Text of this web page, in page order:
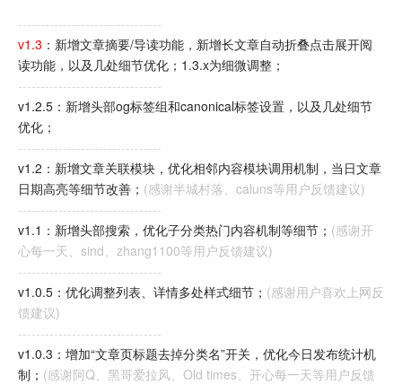
--------------------------------
v1.3 ：新增文章摘要/导读功能，新增长文章自动折叠点击展开阅
读功能，以及几处细节优化；1.3.x为细微调整；
--------------------------------
v1.2.5：新增头部og标签组和canonical标签设置，以及几处细节
优化；
--------------------------------
v1.2：新增文章关联模块，优化相邻内容模块调用机制，当日文章
日期高亮等细节改善； (感谢半城村落、caluns等用户反馈建议)
--------------------------------
v1.1：新增头部搜索，优化子分类热门内容机制等细节； (感谢开
心每一天、sind、zhang1100等用户反馈建议)
--------------------------------
v1.0.5：优化调整列表、详情多处样式细节； (感谢用户喜欢上网反
馈建议)
--------------------------------
v1.0.3：增加“文章页标题去掉分类名”开关，优化今日发布统计机
制； (感谢阿Q、黑哥爱拉风、Old times、开心每一天等用户反馈